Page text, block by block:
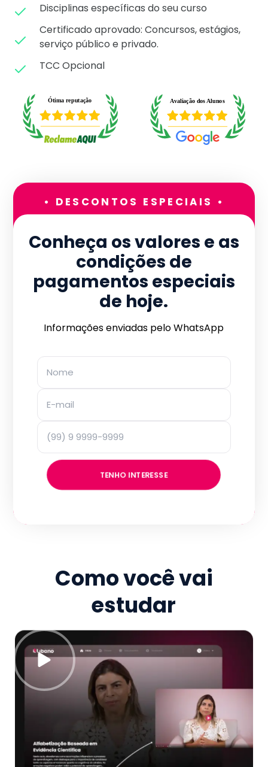
Disciplinas específicas do seu curso
Certificado aprovado: Concursos, estágios,
serviço público e privado.
TCC Opcional
• DESCONTOS ESPECIAIS •
Conheça os valores e as
condições de
pagamentos especiais
de hoje.
Informações enviadas pelo WhatsApp
TENHO INTERESSE
Como você vai
estudar